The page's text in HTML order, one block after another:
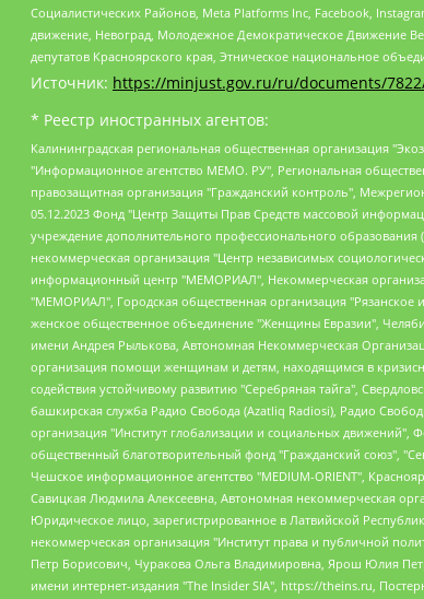
Социалистических Районов, Meta Platforms Inc, Facebook,
движение, Невоград, Молодежное Демократическое Движение
депутатов Красноярского края, Этническое национальное
Источник: https://minjust.gov.ru/ru/documents/
* Реестр иностранных агентов:
Калининградская региональная общественная организация "Экозащита!-Женсовет", Фонд содействия защите прав и свобод граждан "Общественный вердикт", Фонд "Институт Развития Свободы Информации", Частное учреждение "Информационное агентство МЕМО. РУ", Региональная общественная организация "Общественная комиссия по сохранению наследия академика Сахарова", Фонд поддержки свободы прессы, Санкт-Петербургская общественная правозащитная организация "Гражданский контроль", Межрегиональная общественная организация "Информационно-просветительский центр "Мемориал", Региональный Фонд "Центр Защиты Прав Средств Массовой Информации", с 05.12.2023 Фонд "Центр Защиты Прав Средств массовой информации", Региональная общественная благотворительная организация помощи беженцам и мигрантам "Гражданское содействие", Негосударственное образовательное учреждение дополнительного профессионального образования (повышение квалификации) специалистов "АКАДЕМИЯ ПО ПРАВАМ ЧЕЛОВЕКА", Свердловская региональная общественная организация "Сутяжник", Автономная некоммерческая организация "Центр независимых социологических исследований", Союз общественных объединений "Российский исследовательский центр по правам человека", Региональное общественное учреждение научно-информационный центр "МЕМОРИАЛ", Некоммерческая организация "Фонд защиты гласности", Автономная некоммерческая организация "Институт прав человека", Городская общественная организация "Екатеринбургское общество "МЕМОРИАЛ", Городская общественная организация "Рязанское историко-просветительское и правозащитное общество "Мемориал" (Рязанский Мемориал), Челябинский региональный орган общественной самодеятельности – женское общественное объединение "Женщины Евразии", Челябинский региональный орган общественной самодеятельности "Уральская правозащитная группа", Фонд содействия защите здоровья и социальной справедливости имени Андрея Рылькова, Автономная Некоммерческая Организация "Аналитический Центр Юрия Левады", Автономная некоммерческая организация социальной поддержки населения "Проект Апрель", Региональная общественная организация помощи женщинам и детям, находящимся в кризисной ситуации "Информационно-методический центр "Анна", Фонд содействия развитию массовых коммуникаций и правовому просвещению "Так-так-Так", Фонд содействия устойчивому развитию "Серебряная тайга", Свердловский региональный общественный фонд социальных проектов "Новое время", "Idel.Реалии", Кавказ.Реалии, Крым.Реалии, Телеканал Настоящее Время, Татаро-башкирская служба Радио Свобода (Azatliq Radiosi), Радио Свободная Европа/Радио Свобода (PCE/PC), "Сибирь.Реалии", "Фактограф", Благотворительный фонд помощи осужденным и их семьям, Автономная некоммерческая организация "Институт глобализации и социальных движений", Фонд "В